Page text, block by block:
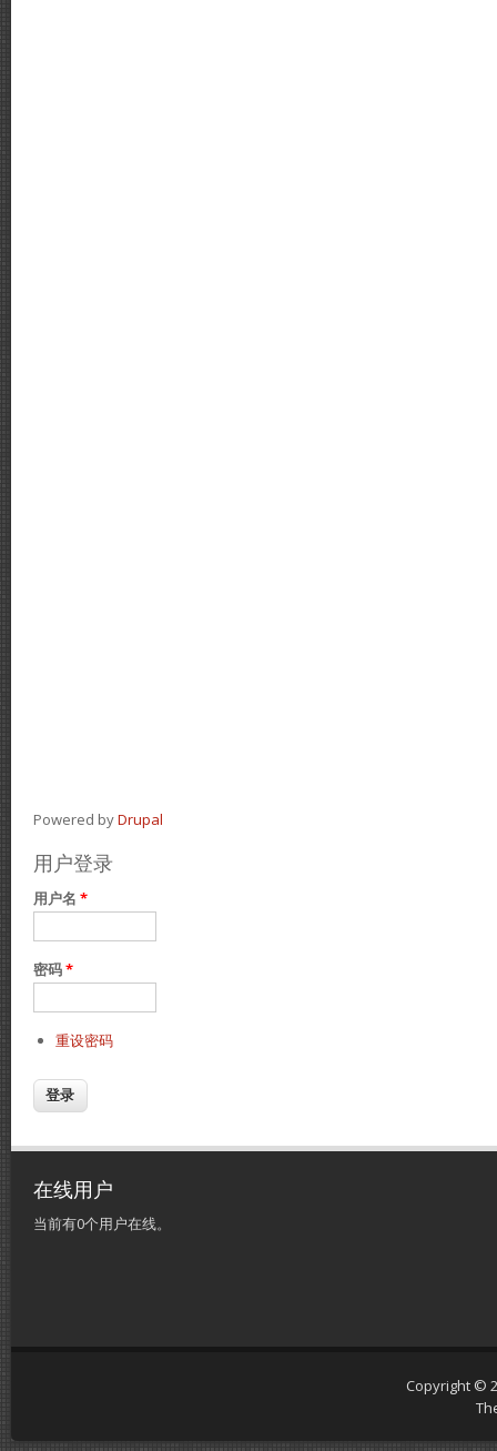
Powered byDrupal
用户登录
用户名 *
密码*
重设密码
在线用户
当前有0个用户在线。
Copyright ©